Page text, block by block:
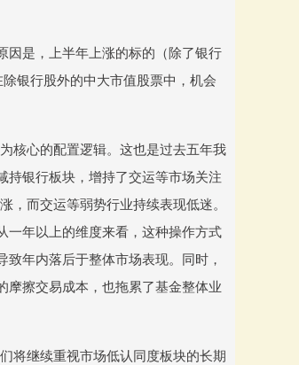
因是，上半年上涨的标的（除了银行
银行股外的中大市值股票中，机会
核心的配置逻辑。这也是过去五年我
持银行板块，增持了交运等市场关注
，而交运等弱势行业持续表现低迷。
一年以上的维度来看，这种操作方式
年内落后于整体市场表现。同时，
摩擦交易成本，也拖累了基金整体业
将继续重视市场低认同度板块的长期